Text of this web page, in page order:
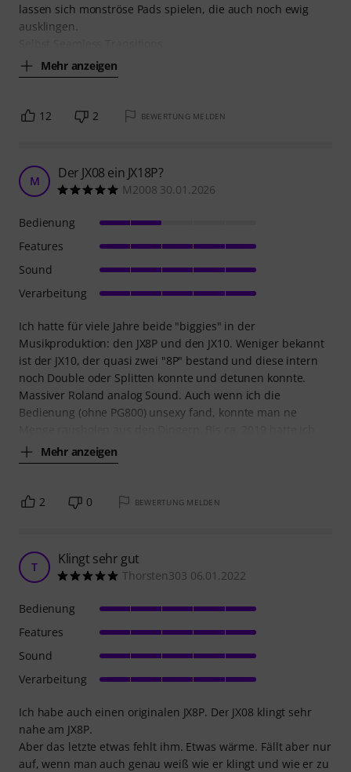
lassen sich monströse Pads spielen, die auch noch ewig
ausklingen.
Mehr anzeigen
12 2 BEWERTUNG MELDEN
M Der JX08 ein JX18P?
M2008 30.01.2026
Ich hatte für viele Jahre beide "biggies" in der
Musikproduktion: den JX8P und den JX10. Weniger bekannt
ist der JX10, der quasi zwei "8P" bestand und diese intern
noch Double oder Splitten konnte und detunen konnte.
Massiver Roland analog Sound. Auch wenn ich die
Bedienung (ohne PG800) unsexy fand, konnte man ne
Mehr anzeigen
Bedienung
Features
Sound
Verarbeitung
2 0 BEWERTUNG MELDEN
T Klingt sehr gut
Thorsten303 06.01.2022
Ich habe auch einen originalen JX8P. Der JX08 klingt sehr
nahe am JX8P.
Aber das letzte etwas fehlt ihm. Etwas wärme. Fällt aber nur
auf, wenn man auch genau weiß wie er klingt und wie er zu
Bedienung
Features
Sound
Verarbeitung